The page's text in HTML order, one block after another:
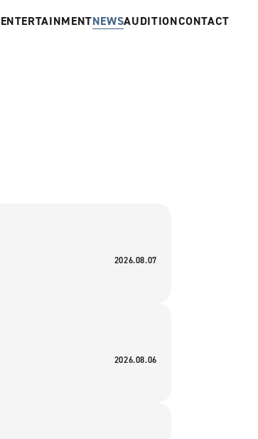
ENTERTAINMENTNEWSAUDITIONCONTACT
2026.08.07
2026.08.06